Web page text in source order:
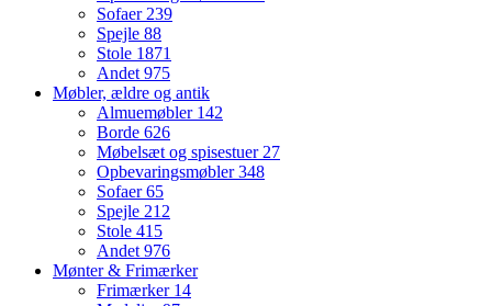
Sofaer239
Spejle 88
Stole 1871
Andet975
Møbler, ældre og antik
Almuemøbler 142
Borde 626
Møbelsæt og spisestuer27
Opbevaringsmøbler348
Sofaer65
Spejle 212
Stole 415
Andet976
Mønter & Frimærker
Frimærker 14